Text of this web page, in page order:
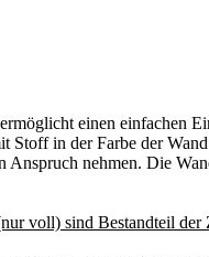
einen einfachen
Stoff in der Farbe der
nehmen. Die
voll) sind Bestandteil